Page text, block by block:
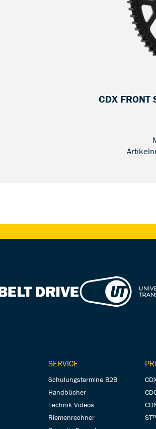
CDX FRONT
SERVICE
Schulungstermine B2B
Handbücher
Technik Videos
Riemenrechner